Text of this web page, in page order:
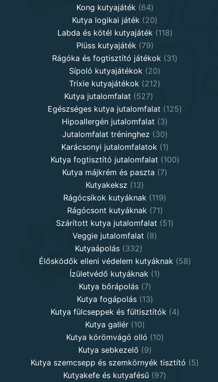
Kong kutyajáték 6464
products
Kutya logikai játék 2020
products
Labda és kötél kutyajáték 118118
Plüss kutyajáték 7979
products
Rágóka és fogtisztító játékok 3131
Sípoló kutyajátékok 2020
products
Trixie kutyajátékok 212212
Kutya jutalomfalat 527527
products
Egészséges kutya jutalomfalat 125125
Hipoallergén jutalomfalat 33
products
Jutalomfalat tréninghez 3030
products
Karácsonyi jutalomfalatok 11
product
Kutya fogtisztító jutalomfalat 100100
Kutya májkrém és paszta 77
Kutyakeksz 1313
products
Rágócsíkok kutyáknak 119119
Rágócsont kutyáknak 7171
products
Szárított kutya jutalomfalat 5151
Veggie jutalomfalat 88
Kutyaápolás 332332
products
Élősködők elleni védelem kutyáknak 5858
Ízületvédő kutyáknak 11
Kutya bőrápolás 77
products
Kutya fogápolás 1313
products
Kutya fülcseppek és fültisztítók 44
Kutya gallér 1010
products
Kutya körömvágó olló 1010
Kutya sebkezelő 99
products
Kutya szemcsepp és szemkörnyék tisztító 55
Kutyakefe és kutyafésű 9797